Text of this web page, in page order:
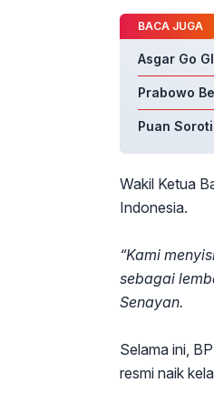
BACA JUGA
Asgar Go
Prabowo
Puan
Wakil Ketua
Indonesia.
“Kami
sebagai
Senayan.
Selama ini,
resmi naik